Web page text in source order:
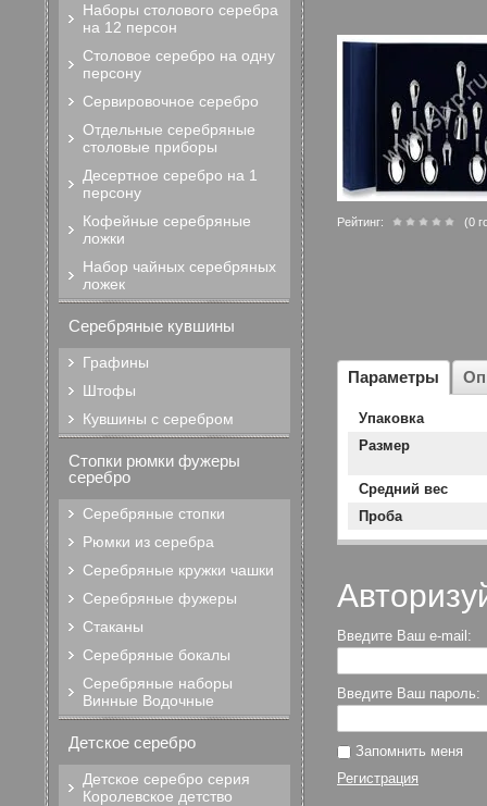
Рейтинг: (0
Параметры
Упаковка
Размер
Средний вес
Проба
Введите Ваш e-mail:
Введите Ваш пароль:
Запомнить меня
Регистрация
Наборы столового серебра
на 12 персон
Столовое серебро на одну
персону
Сервировочное серебро
Отдельные серебряные
столовые приборы
Десертное серебро на 1
персону
Кофейные серебряные
ложки
Набор чайных серебряных
ложек
Серебряные кувшины
Графины
Штофы
Кувшины с серебром
Стопки рюмки фужеры
серебро
Серебряные стопки
Рюмки из серебра
Серебряные кружки чашки
Серебряные фужеры
Стаканы
Серебряные бокалы
Серебряные наборы
Винные Водочные
Детское серебро
Детское серебро серия
Королевское детство